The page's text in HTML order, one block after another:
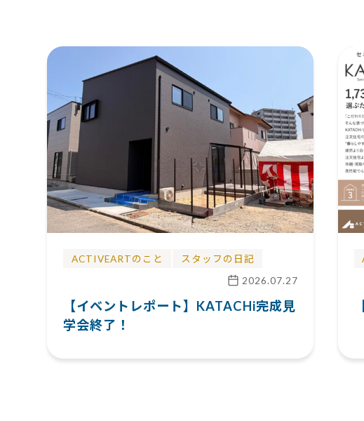
ACTIVEARTのこと
スタッフの日記
2026.07.27
【イベントレポート】KATACHi完成見
学会終了！